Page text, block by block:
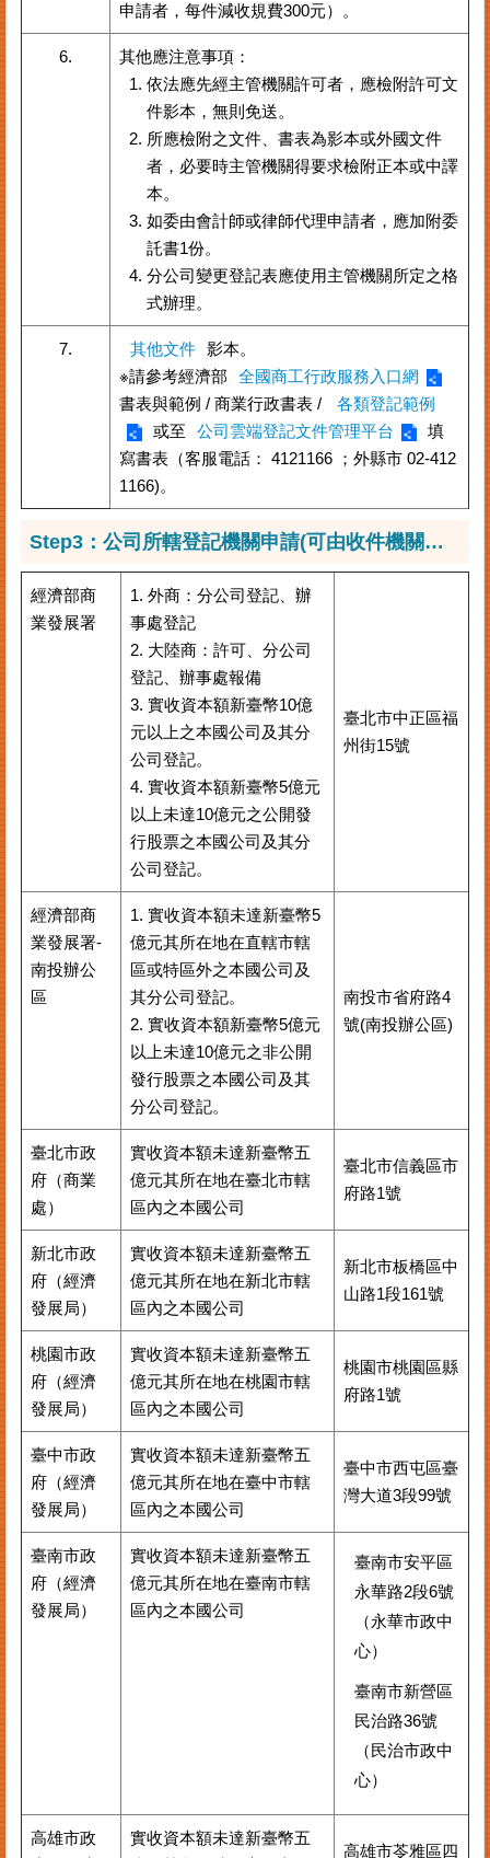
處
答
申請者，每件減收規費300元）。
6.
其他應注意事項：
依法應先經主管機關許可者，應檢附許可文
件影本，無則免送。
所應檢附之文件、書表為影本或外國文件
者，必要時主管機關得要求檢附正本或中譯
本。
如委由會計師或律師代理申請者，應加附委
託書1份。
分公司變更登記表應使用主管機關所定之格
式辦理。
7. 其他文件 影本。
※請參考經濟部
全國商工行政服務入口網
書表與範例 / 商業行政書表 /
各類登記範例
或至
公司雲端登記文件管理平台
填
寫書表（客服電話： 4121166 ；外縣市 02-412
1166)。
Step3：公司所轄登記機關申請(可由收件機關代收轉送正確之申登機關)
經濟部商
業發展署
1. 外商：分公司登記、辦
事處登記
2. 大陸商：許可、分公司
登記、辦事處報備
3. 實收資本額新臺幣10億
元以上之本國公司及其分
公司登記。
4. 實收資本額新臺幣5億元
以上未達10億元之公開發
行股票之本國公司及其分
公司登記。
臺北市中正區福
州街15號
經濟部商
業發展署-
南投辦公
區
1. 實收資本額未達新臺幣5
億元其所在地在直轄市轄
區或特區外之本國公司及
其分公司登記。
2. 實收資本額新臺幣5億元
以上未達10億元之非公開
發行股票之本國公司及其
分公司登記。
南投市省府路4
號(南投辦公區)
臺北市政
府（商業
處）
實收資本額未達新臺幣五
億元其所在地在臺北市轄
區內之本國公司
臺北市信義區市
府路1號
新北市政
府（經濟
發展局）
實收資本額未達新臺幣五
億元其所在地在新北市轄
區內之本國公司
新北市板橋區中
山路1段161號
桃園市政
府（經濟
發展局）
實收資本額未達新臺幣五
億元其所在地在桃園市轄
區內之本國公司
桃園市桃園區縣
府路1號
臺中市政
府（經濟
發展局）
實收資本額未達新臺幣五
億元其所在地在臺中市轄
區內之本國公司
臺中市西屯區臺
灣大道3段99號
臺南市政
府（經濟
發展局）
實收資本額未達新臺幣五
億元其所在地在臺南市轄
區內之本國公司
臺南市安平區
永華路2段6號
（永華市政中
心）
臺南市新營區
民治路36號
（民治市政中
心）
高雄市政
實收資本額未達新臺幣五
高雄市苓雅區四